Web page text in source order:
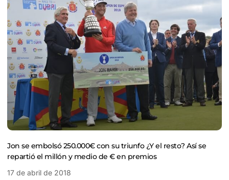
Jon se embolsó 250.000€ con su triunfo ¿Y el resto? Así se
repartió el millón y medio de € en premios
17 de abril de 2018